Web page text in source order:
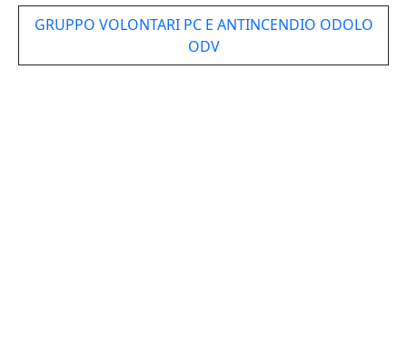
GRUPPO VOLONTARI PC E ANTINCENDIO ODOLO
ODV